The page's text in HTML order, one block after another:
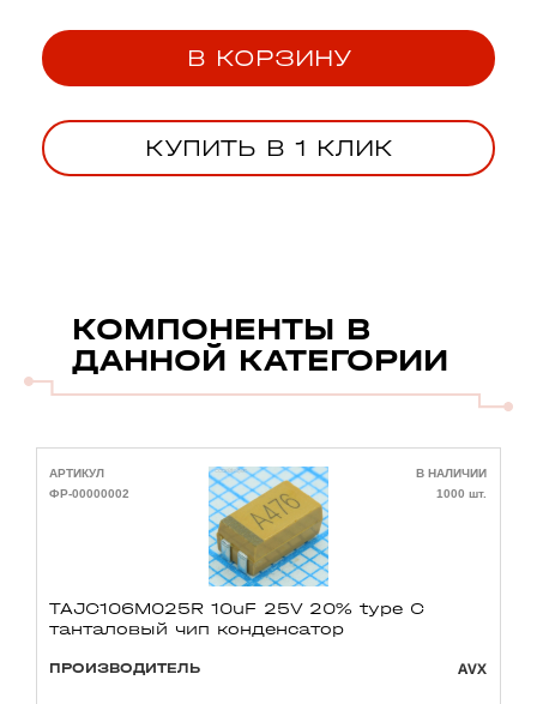
В КОРЗИНУ
КУПИТЬ В 1 КЛИК
КОМПОНЕНТЫ В
ДАННОЙ КАТЕГОРИИ
АРТИКУЛ
ФР-00000002
В НАЛИЧИИ
1000 шт.
TAJC106M025R 10uF 25V 20% type C
танталовый чип конденсатор
ПРОИЗВОДИТЕЛЬ AVX